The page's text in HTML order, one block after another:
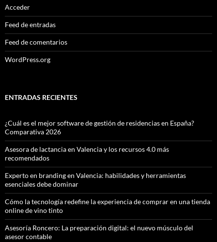
Acceder
Feed de entradas
Feed de comentarios
WordPress.org
ENTRADAS RECIENTES
¿Cuál es el mejor software de gestión de residencias en España?
Comparativa 2026
Asesora de lactancia en Valencia y los recursos 4.0 más
recomendados
Experto en branding en Valencia: habilidades y herramientas
esenciales debe dominar
Cómo la tecnología redefine la experiencia de comprar en una tienda
online de vino tinto
Asesoría Roncero: La preparación digital: el nuevo músculo del
asesor contable